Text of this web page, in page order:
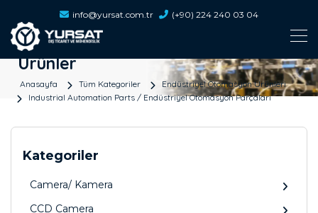
info@yursat.com.tr (+90) 224 240 03 04
Ürünler
Anasayfa Tüm Kategoriler
Endüstriyel Otomasyon Ürünleri
Industrial Automation Parts / Endüstriyel Otomasyon Parçaları
Kategoriler
Camera/ Kamera
CCD Camera